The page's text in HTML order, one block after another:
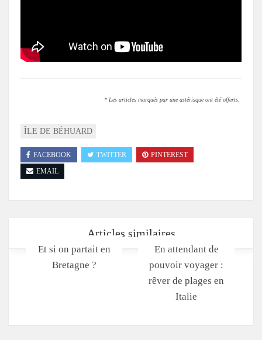
* Les articles marqués par une astérisque ont été offerts.
ÎLE DE BÉHUARD
FACEBOOK TWITTER
PINTEREST
EMAIL
Articles similaires
Et si on partait en
Bretagne ?
En attendant de
pouvoir voyager :
rêver de plages en
Italie